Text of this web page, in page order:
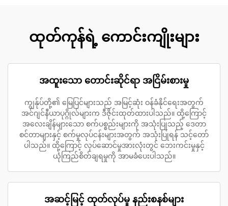
ထုတ်ကုန်ရဲ့ ကောင်းကျိုးများ
အထူးသော တောင်းဆိုင်ရာ အငြိမ်းစားမှု
ကျွန်ုပ်တို့၏ မြေပြင်များသည် အမြင့်ဆုံး ဝန်ခံနိုင်ရေးအတွက်
အင်ဂျင်နီယာပုဂ္ဂိုလ်များက ဒီဇိုင်းထုတ်ထားပါသည်။ ထို့ကြောင့်
အလေးချိန်များသော စက်ပစ္စည်းများကို အသုံးပြုသည့် ဒေတာ
စင်တာများနှင့် စက်မှုလုပ်ငန်းများအတွက် အသုံးပြုရန် သင့်တော်
ပါသည်။ ထို့ကြောင့် လုပ်ဆောင်မှုအားလုံးတွင် ဘေးကင်းမှုနှင့်
ယုံကြည်စိတ်ချရမှုကို အာမခံပေးပါသည်။
အဆင့်မြင့် ထုတ်လုပ်မှု နည်းစနစ်များ